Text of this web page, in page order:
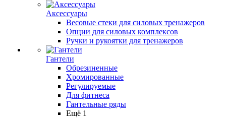
Аксессуары
Весовые стеки для силовых тренажеров
Опции для силовых комплексов
Ручки и рукоятки для тренажеров
Гантели
Обрезиненные
Хромированные
Регулируемые
Для фитнеса
Гантельные ряды
Ещё 1